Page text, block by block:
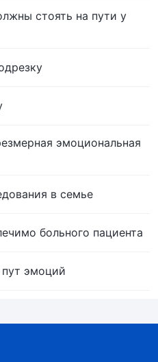
стоять на пути у
эмоциональная
в семье
больного пациента
эмоций